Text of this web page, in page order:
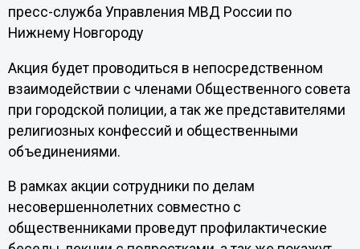
пресс-служба Управления МВД России по
Нижнему Новгороду
Акция будет проводиться в непосредственном
взаимодействии с членами Общественного совета
при городской полиции, а так же представителями
религиозных конфессий и общественными
объединениями.
В рамках акции сотрудники по делам
несовершеннолетних совместно с
общественниками проведут профилактические